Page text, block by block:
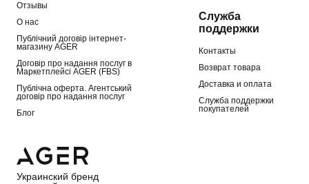
Отзывы
О нас
Публічний договір інтернет-
магазину AGER
Договір про надання послуг в
Маркетплейсі AGER (FBS)
Публічна оферта. Агентський
договір про надання послуг
Блог
Служба
поддержки
Контакты
Возврат товара
Доставка и оплата
Служба поддержки
покупателей
Украинский бренд